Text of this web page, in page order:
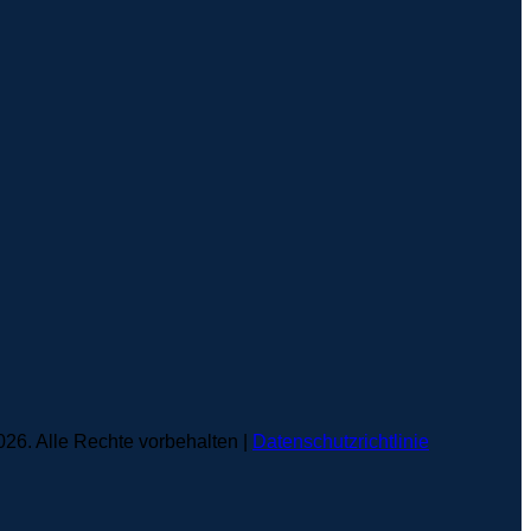
Alle Rechte vorbehalten | Datenschutzrichtlinie